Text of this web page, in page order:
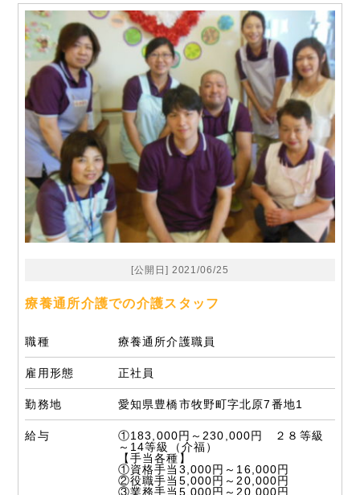
[公開日] 2021/06/25
療養通所介護での介護スタッフ
職種 療養通所介護職員
雇用形態 正社員
勤務地 愛知県豊橋市牧野町字北原7番地1
給与
①183,000円～230,000円 ２８等級
～14等級（介福）
【手当各種】
①資格手当3,000円～16,000円
②役職手当5,000円～20,000円
③業務手当5,000円～20,000円